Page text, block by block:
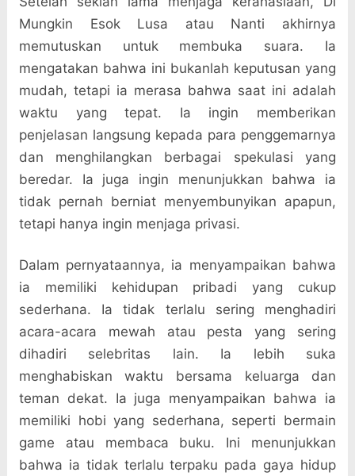
Mungkin Esok Lusa atau Nanti akhirnya
memutuskan untuk membuka suara. Ia
mengatakan bahwa ini bukanlah keputusan yang
mudah, tetapi ia merasa bahwa saat ini adalah
waktu yang tepat. Ia ingin memberikan
penjelasan langsung kepada para penggemarnya
dan menghilangkan berbagai spekulasi yang
beredar. Ia juga ingin menunjukkan bahwa ia
tidak pernah berniat menyembunyikan apapun,
tetapi hanya ingin menjaga privasi.
Dalam pernyataannya, ia menyampaikan bahwa
ia memiliki kehidupan pribadi yang cukup
sederhana. Ia tidak terlalu sering menghadiri
acara-acara mewah atau pesta yang sering
dihadiri selebritas lain. Ia lebih suka
menghabiskan waktu bersama keluarga dan
teman dekat. Ia juga menyampaikan bahwa ia
memiliki hobi yang sederhana, seperti bermain
game atau membaca buku. Ini menunjukkan
bahwa ia tidak terlalu terpaku pada gaya hidup